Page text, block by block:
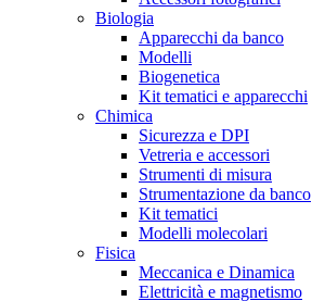
Biologia
Apparecchi da banco
Modelli
Biogenetica
Kit tematici e apparecchi
Chimica
Sicurezza e DPI
Vetreria e accessori
Strumenti di misura
Strumentazione da banco
Kit tematici
Modelli molecolari
Fisica
Meccanica e Dinamica
Elettricità e magnetismo